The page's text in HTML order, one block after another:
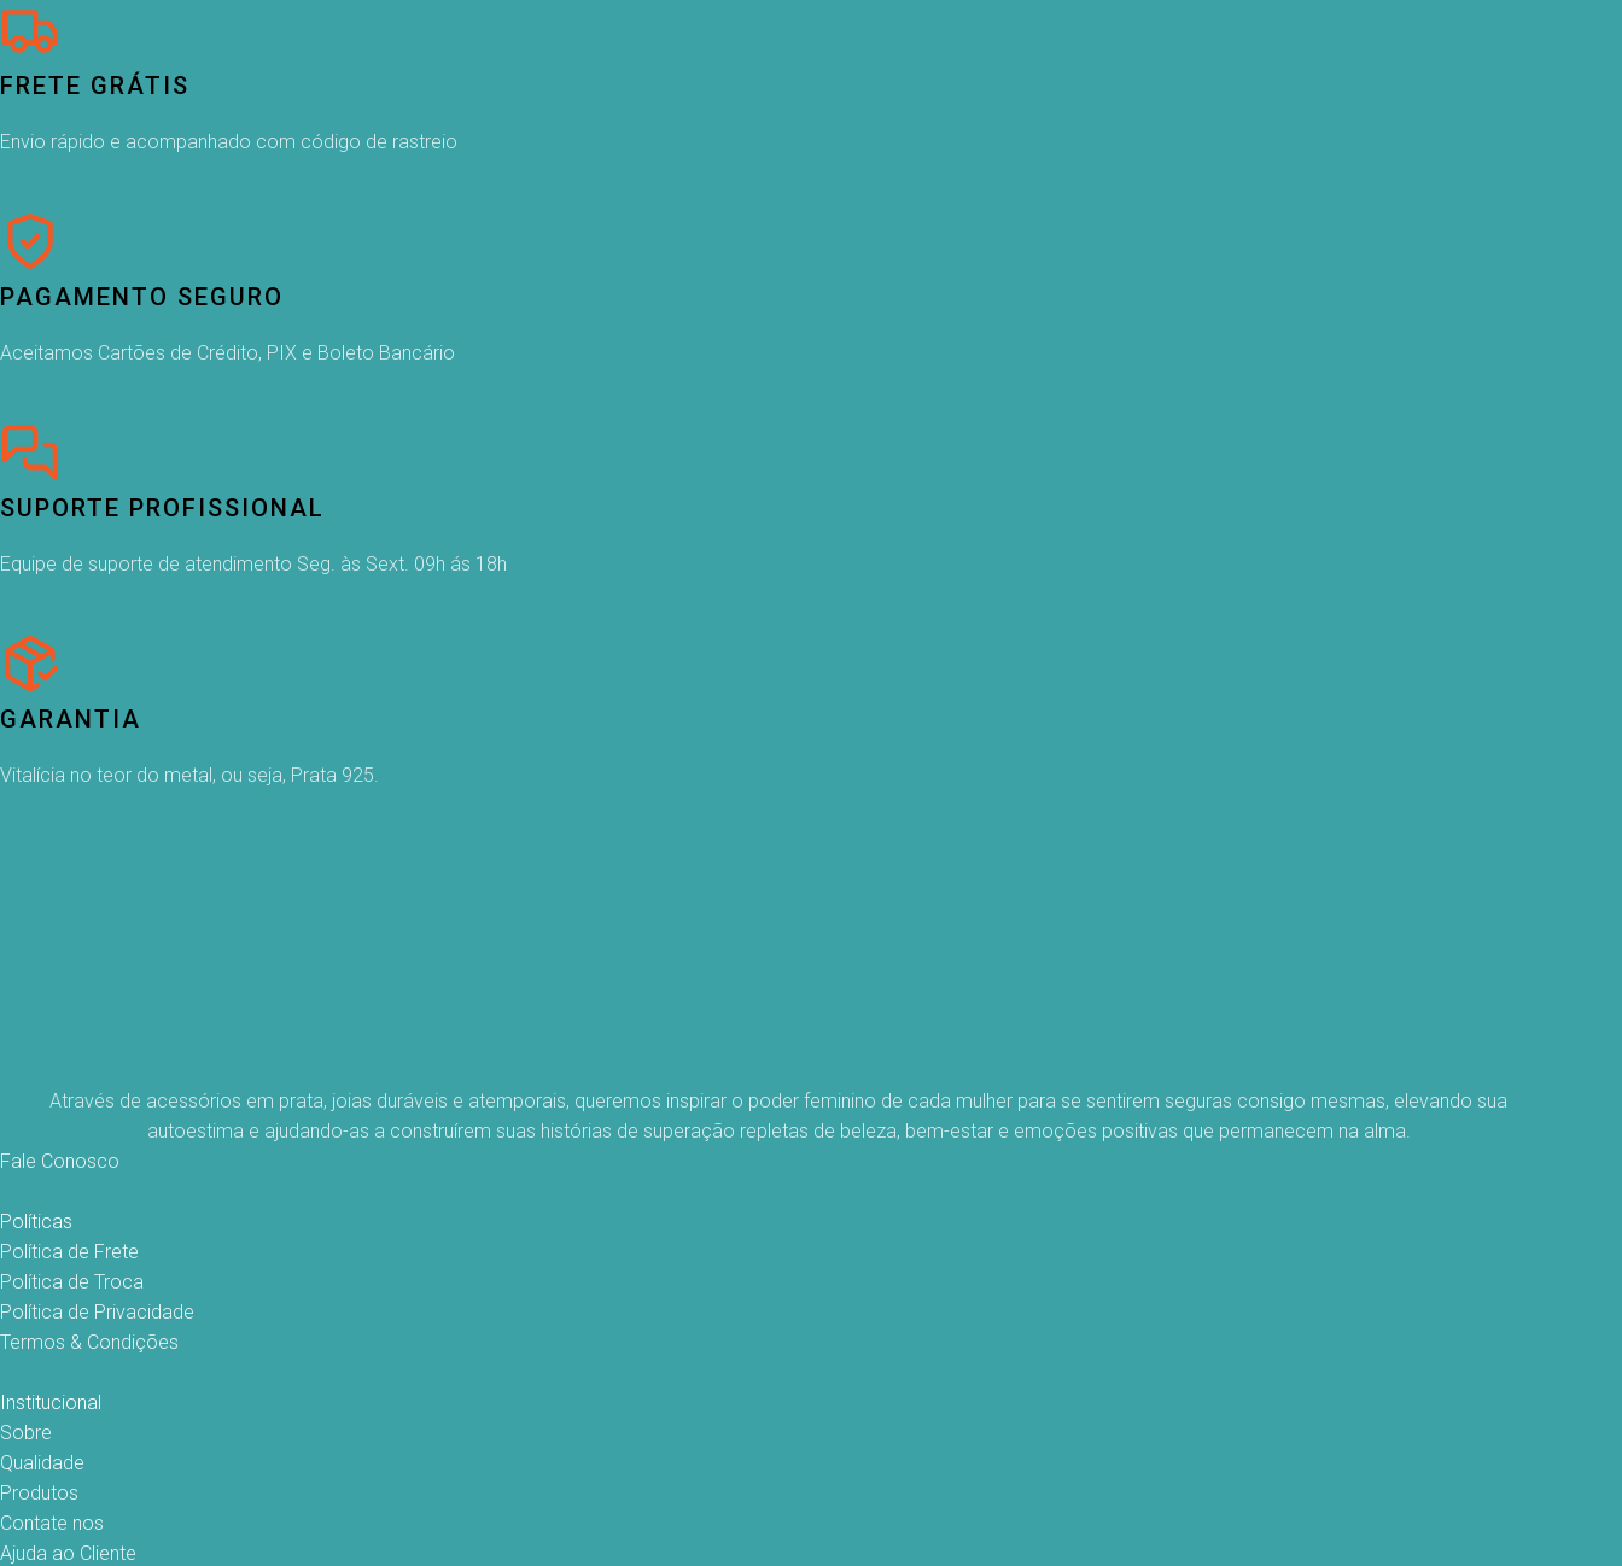
FRETE GRÁTIS
Envio rápido e acompanhado com código de rastreio
PAGAMENTO SEGURO
Aceitamos Cartões de Crédito, PIX e Boleto Bancário
SUPORTE PROFISSIONAL
Equipe de suporte de atendimento Seg. às Sext. 09h ás 18h
GARANTIA
Vitalícia no teor do metal, ou seja, Prata 925.
Através de acessórios em prata, joias duráveis e atemporais, queremos inspirar o poder feminino de cada mulher para se sentirem seguras consigo mesmas, elevando sua
autoestima e ajudando-as a construírem suas histórias de superação repletas de beleza, bem-estar e emoções positivas que permanecem na alma.
Fale Conosco
Políticas
Política de Frete
Política de Troca
Política de Privacidade
Termos & Condições
Institucional
Sobre
Qualidade
Produtos
Contate nos
Ajuda ao Cliente